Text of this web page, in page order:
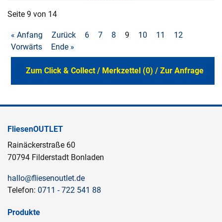
Seite 9 von 14
« Anfang Zurück 6 7 8 9 10 11
12
Vorwärts
Ende »
Zum Click & Collect / Merkzettel (0) / Zur Anfrage
FliesenOUTLET
Rainäckerstraße 60
70794 Filderstadt Bonladen
hallo@fliesenoutlet.de
Telefon: 0711 - 722 541 88
Produkte